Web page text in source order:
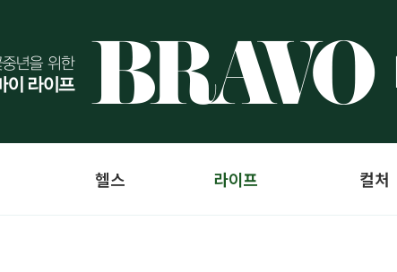
헬스 라이프 컬처